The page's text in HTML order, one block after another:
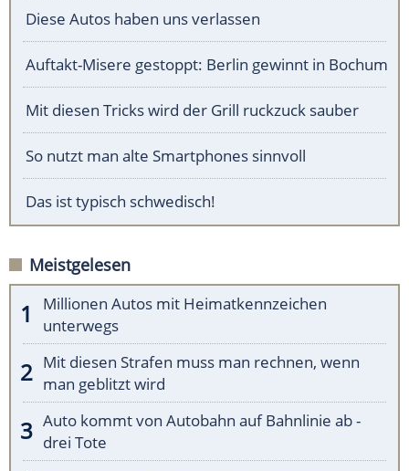
Diese Autos haben uns verlassen
Auftakt-Misere gestoppt: Berlin gewinnt in Bochum
Mit diesen Tricks wird der Grill ruckzuck sauber
So nutzt man alte Smartphones sinnvoll
Das ist typisch schwedisch!
Meistgelesen
Millionen Autos mit Heimatkennzeichen
unterwegs
Mit diesen Strafen muss man rechnen, wenn
man geblitzt wird
Auto kommt von Autobahn auf Bahnlinie ab -
drei Tote